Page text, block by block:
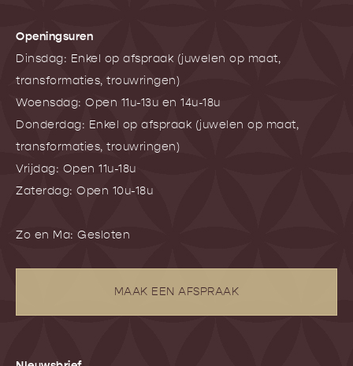
Openingsuren
Dinsdag: Enkel op afspraak (juwelen op maat,
transformaties, trouwringen)
Woensdag: Open 11u-13u en 14u-18u
Donderdag: Enkel op afspraak (juwelen op maat,
transformaties, trouwringen)
Vrijdag: Open 11u-18u
Zaterdag: Open 10u-18u
Zo en Ma: Gesloten
MAAK EEN AFSPRAAK